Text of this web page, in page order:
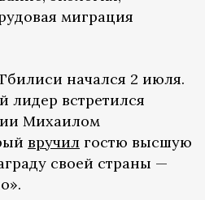
миграция
начался 2 июля.
лидер встретился
Михаилом
вручил гостю высшую
своей страны —